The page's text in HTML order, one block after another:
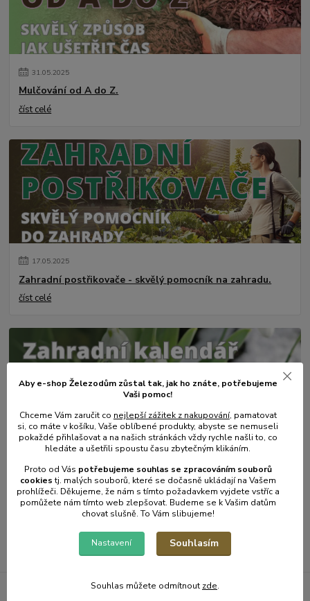
31.05.2025
Mulčování od A do Z.
číst celé
17.05.2025
Zahradní postřikovače - skvělý pomocník na zahradu.
číst celé
01.2025
Zahradní kalendář - únor.
číst celé
Zobrazit všechny články
Aby e-shop Železodům zůstal tak, jak ho znáte, potřebujeme
Vaši pomoc!
Chceme Vám zaručit co nejlepší zážitek z nakupování, pamatovat
si, co máte v košíku, Vaše oblíbené produkty, abyste se nemuseli
pokaždé přihlašovat a na našich stránkách vždy rychle našli to, co
hledáte a ušetřili spoustu času zbytečným klikáním.
Proto od Vás potřebujeme souhlas se zpracováním souborů
cookiestj. malých souborů, které se dočasně ukládají na Vašem
prohlížeči. Děkujeme, že nám s tímto požadavkem vyjdete vstříc a
pomůžete nám tímto web zlepšovat. Budeme se k Vašim datům
chovat slušně. To Vám slibujeme!
Nastavení Souhlasím
Souhlas můžete odmítnout zde.